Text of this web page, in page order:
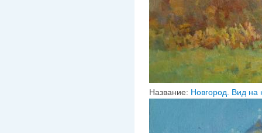
Название: Новгород. Вид на